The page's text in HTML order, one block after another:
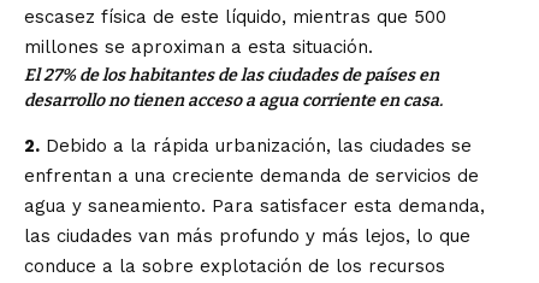
escasez física de este líquido, mientras que 500
millones se aproximan a esta situación.
El 27% de los habitantes de las ciudades de países en
desarrollo no tienen acceso a agua corriente en casa.
2. Debido a la rápida urbanización, las ciudades se
enfrentan a una creciente demanda de servicios de
agua y saneamiento. Para satisfacer esta demanda,
las ciudades van más profundo y más lejos, lo que
conduce a la sobre explotación de los recursos